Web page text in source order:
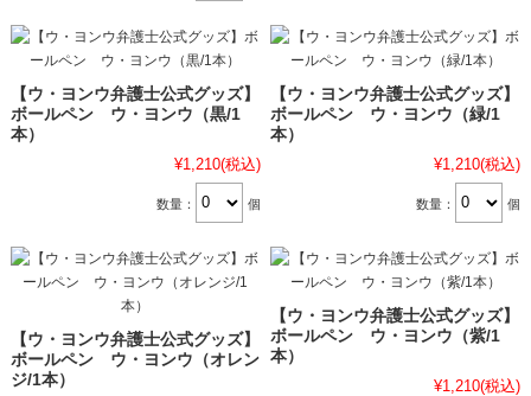
【ウ・ヨンウ弁護士公式グッズ】
ボールペン ウ・ヨンウ（黒/1
本）
¥1,210(税込)
数量： 個
【ウ・ヨンウ弁護士公式グッズ】
ボールペン ウ・ヨンウ（緑/1
本）
¥1,210(税込)
数量： 個
【ウ・ヨンウ弁護士公式グッズ】
ボールペン ウ・ヨンウ（オレン
ジ/1本）
【ウ・ヨンウ弁護士公式グッズ】
ボールペン ウ・ヨンウ（紫/1
本）
¥1,210(税込)